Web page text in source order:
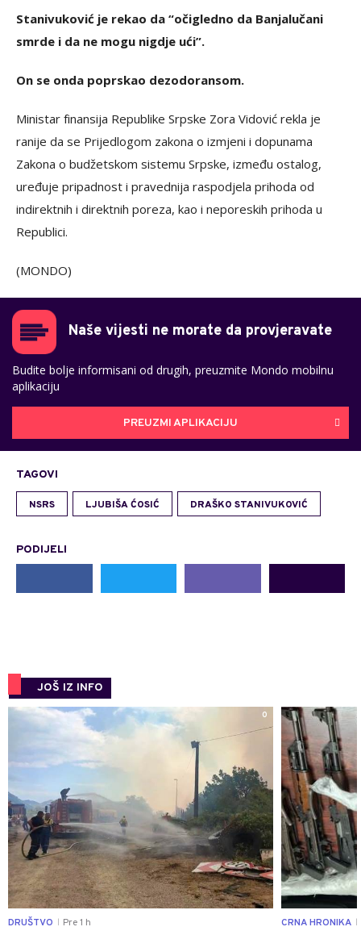
Stanivuković je rekao da “očigledno da Banjalučani
smrde i da ne mogu nigdje ući”.
On se onda poprskao dezodoransom.
Ministar finansija Republike Srpske Zora Vidović rekla je
ranije da se Prijedlogom zakona o izmjeni i dopunama
Zakona o budžetskom sistemu Srpske, između ostalog,
uređuje pripadnost i pravednija raspodjela prihoda od
indirektnih i direktnih poreza, kao i neporeskih prihoda u
Republici.
(MONDO)
Naše vijesti ne morate da provjeravate
Budite bolje informisani od drugih, preuzmite Mondo mobilnu
aplikaciju
PREUZMI APLIKACIJU
TAGOVI
NSRS LJUBIŠA ĆOSIĆ DRAŠKO STANIVUKOVIĆ
PODIJELI
JOŠ IZ INFO
0
DRUŠTVO Pre 1 h CRNA HRONIKA